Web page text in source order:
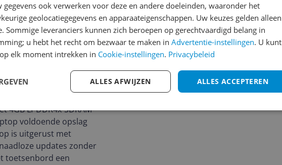
ontworpen
als essentieel zijn
en een aantrekkelijke
en is ontworpen om
Kompanio 520-
LPDDR4x-SDRAM
voldoende opslag
is uitgerust met
updates zonder
toetsenbord een
gegevens ook verwerken voor deze en andere doeleinden, waaronder het
geolocatiegegevens en apparaateigenschappen. Uw keuzes gelden alleen
Sommige leveranciers kunnen zich beroepen op gerechtvaardigd belang in
u hebt het recht om bezwaar te maken in Advertentie-instellingen. U kunt
elk moment intrekken in Cookie-instellingen. Privacybeleid
ALLES ACCEPTEREN
ALLES AFWIJZEN